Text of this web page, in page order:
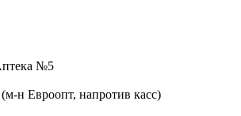
№5
н Евроопт, напротив касс)